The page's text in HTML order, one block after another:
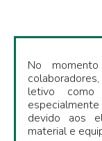
No
letivo como
devido aos
material e